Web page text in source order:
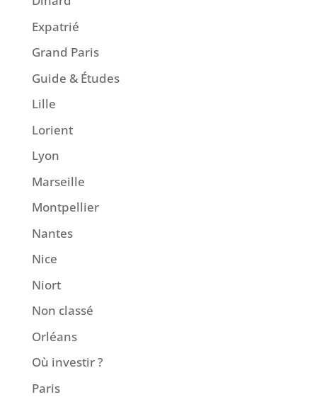
Expatrié
Grand Paris
Guide & Études
Lille
Lorient
Lyon
Marseille
Montpellier
Nantes
Nice
Niort
Non classé
Orléans
Où investir ?
Paris